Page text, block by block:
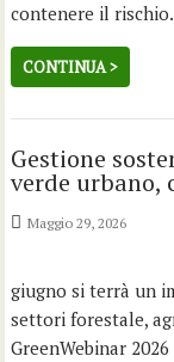
contenere il
CONTINUA >
Gestione
verde urbano,
Maggio 29, 2026
giugno si terrà un
settori forestale,
GreenWebinar